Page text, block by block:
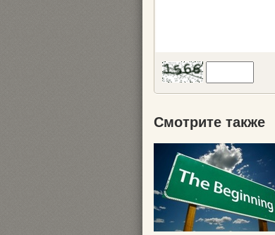
Смотрите также